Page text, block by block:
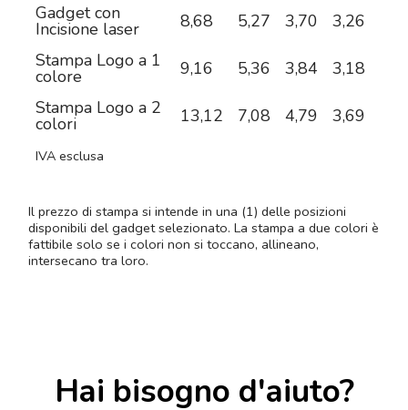
Gadget con
Incisione laser 8,68 5,27 3,70 3,26
Stampa Logo a 1
colore 9,16 5,36 3,84 3,18
Stampa Logo a 2
colori 13,12 7,08 4,79 3,69
IVA esclusa
Il prezzo di stampa si intende in una (1) delle posizioni
disponibili del gadget selezionato. La stampa a due colori è
fattibile solo se i colori non si toccano, allineano,
intersecano tra loro.
Hai bisogno d'aiuto?